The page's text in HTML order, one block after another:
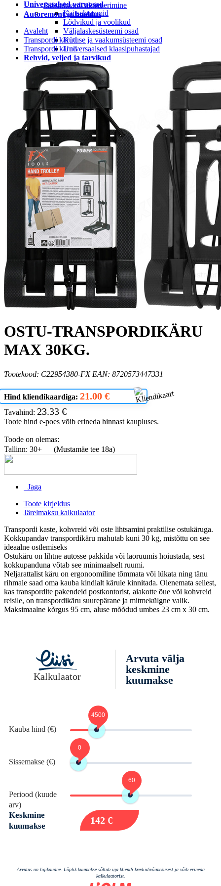
Universaalsed varuosad
Kaitsekummid
Lõdvikud ja voolikud
Väljalaskesüsteemi osad
Kütuse ja vaakumsüsteemi osad
Universaalsed klaasipuhastajad
Rehvid, veljed ja tarvikud
Rehvi ja velje tarvikud
Rehvid
LEIUNURK
Leiunurk autotarvikud
Leiunurk jalgratta-ja spordikaubad
Leiunurk autokeemia ja õlid
Leiunurk matk ja vabaaeg
Leiunurk aia ja kodukaubad
Säästukaardi aktiveerimine
Autoremont ja hooldus
Avaleht
Transpordi kärud
Transpordi kärud
OSTU-TRANSPORDIKÄRU
MAX 30KG.
Tootekood: C22954380-FX EAN: 8720573447331
Hind kliendikaardiga: 21.00 €
Tavahind: 23.33 €
Toote hind e-poes võib erineda hinnast kaupluses.
Toode on olemas:
Tallinn: 30+
(Mustamäe tee 18a)
Jaga
Toote kirjeldus
Järelmaksu kalkulaator
Transpordi kaste, kohvreid või oste lihtsamini praktilise ostukäruga.
Kokkupandav transpordikäru mahutab kuni 30 kg, mistõttu on see
ideaalne ostlemiseks
Ostukäru on lihtne autosse pakkida või laoruumis hoiustada, sest
kokkupanduna võtab see minimaalselt ruumi.
Neljarattalist käru on ergonoomiline tõmmata või lükata ning tänu
rihmale saad oma kauba kindlalt kärule kinnitada. Olenemata sellest,
kas transpordite pakendeid postkontorist, aiakotte õue või kohvreid
reisile, on transpordikäru suurepärane ja mitmekülgne valik.
Maksimaalne kõrgus 95 cm, aluse mõõdud umbes 23 cm x 30 cm.